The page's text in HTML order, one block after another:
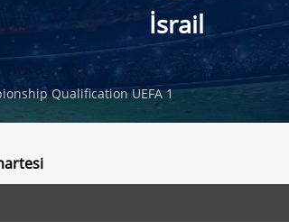
İsrail
Qualification UEFA 1